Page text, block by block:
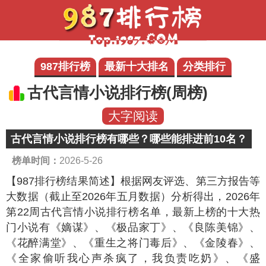
987排行榜 最新十大排名 分类排行
古代言情小说排行榜(周榜)
大字阅读
古代言情小说排行榜有哪些？哪些能排进前10名？
榜单时间： 2026-5-26
【987排行榜结果简述】 根据网友评选、第三方报告等
大数据（截止至2026年五月数据）分析得出，2026年
第22周古代言情小说排行榜名单，最新上榜的十大热
门小说有《嫡谋》、《极品家丁》、《良陈美锦》、
《花醉满堂》、《重生之将门毒后》、《金陵春》、
《全家偷听我心声杀疯了，我负责吃奶》、《盛